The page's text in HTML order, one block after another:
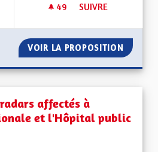
49 49 ABONNÉS
SUIVRE
VOIR LA PROPOSITION
affectés à
et l'Hôpital public